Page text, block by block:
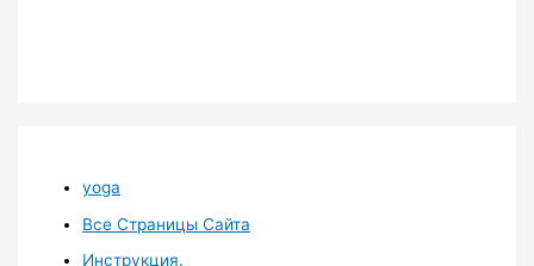
yoga
Все Страницы Сайта
Инструкция.